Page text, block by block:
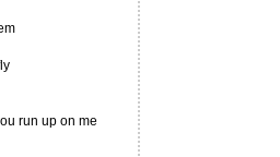
run up on me